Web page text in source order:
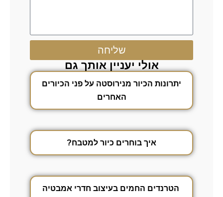
שליחה
אולי יעניין אותך גם
יתרונות הכיור מנירוסטה על פני הכיורים
האחרים
איך בוחרים כיור למטבח?
הטרנדים החמים בעיצוב חדרי אמבטיה